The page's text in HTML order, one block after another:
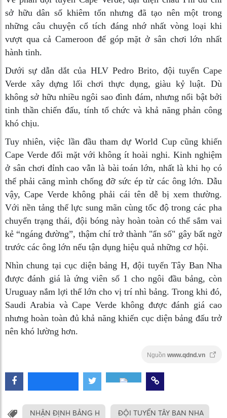
sở hữu dân số khiêm tốn nhưng đã tạo nên một trong
những câu chuyện cổ tích đáng nhớ nhất vòng loại khi
vượt qua cả Cameroon để góp mặt ở sân chơi lớn nhất
hành tinh.
Dưới sự dẫn dắt của HLV Pedro Brito, đội tuyển Cape
Verde xây dựng lối chơi thực dụng, giàu kỷ luật. Dù
không sở hữu nhiều ngôi sao đình đám, nhưng nổi bật bởi
tinh thần chiến đấu, tính tổ chức và khả năng phản công
khó chịu.
Tuy nhiên, việc lần đầu tham dự World Cup cũng khiến
Cape Verde đối mặt với không ít hoài nghi. Kinh nghiệm
ở sân chơi đỉnh cao vẫn là bài toán lớn, nhất là khi họ có
thể phải căng mình chống đỡ sức ép từ các ông lớn. Dẫu
vậy, Cape Verde không phải cái tên dễ bị xem thường.
Với nền tảng thể lực sung mãn cùng tốc độ trong các pha
chuyển trạng thái, đội bóng này hoàn toàn có thể sắm vai
kẻ “ngáng đường”, thậm chí trở thành "ẩn số" gây bất ngờ
trước các ông lớn nếu tận dụng hiệu quả những cơ hội.
Nhìn chung tại cục diện bảng H, đội tuyển Tây Ban Nha
được đánh giá là ứng viên số 1 cho ngôi đầu bảng, còn
Uruguay nắm lợi thế lớn cho vị trí nhì bảng. Trong khi đó,
Saudi Arabia và Cape Verde không được đánh giá cao
nhưng hoàn toàn đủ khả năng khiến cục diện bảng đấu trở
nên khó lường hơn.
Nguồn www.qdnd.vn
NHẬN ĐỊNH BẢNG H ĐỘI TUYỂN TÂY BAN NHA